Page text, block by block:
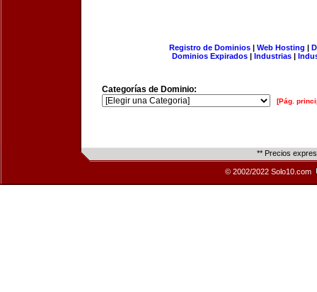
Registro de Dominios| Web Hosting |
Dominios Expirados | Industrias |
Categorías de Dominio:
[Pág.
** Precios
© 2002/2022 Solo10.com